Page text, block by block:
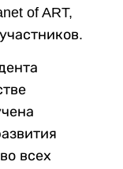
of ART,
всех